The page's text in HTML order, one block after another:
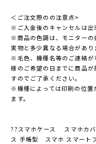
＜ご注文際のの注意点>
※ご入金後のキャンセルは出
※商品の色調は、モニターの
実物と多少異なる場合があり
※毛色、機種名等のご連絡が
様のご希望の日までに商品
すのでご了承ください。
※機種によっては印刷の位置
ます。
??スマホケース スマホカ
ス 手帳型 スマホ スマー